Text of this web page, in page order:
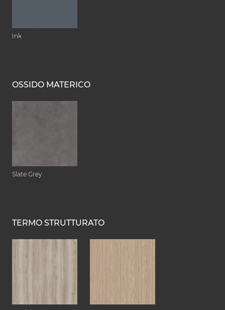
Ink
OSSIDO MATERICO
Slate Grey
TERMO STRUTTURATO